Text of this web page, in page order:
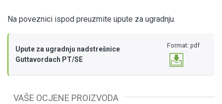
Na poveznici ispod preuzmite upute za ugradnju.
Upute za ugradnju nadstrešnice
Guttavordach PT/SE
Format: pdf
VAŠE OCJENE PROIZVODA